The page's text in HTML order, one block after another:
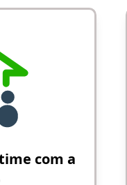
com a